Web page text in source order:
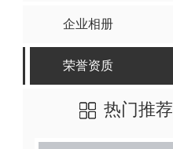
企业相册
荣誉资质
热门推荐